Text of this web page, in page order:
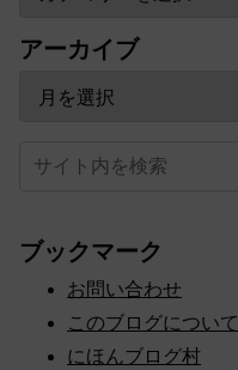
アーカイブ
ブックマーク
お問い合わせ
このブログについて
にほんブログ村